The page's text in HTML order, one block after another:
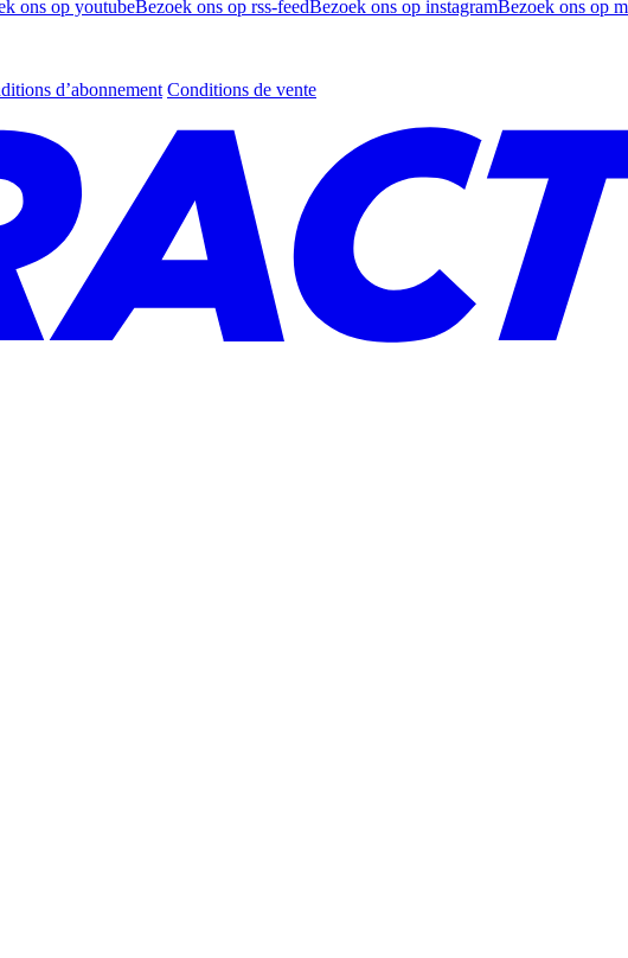
ons op youtubeBezoek ons op rss-feedBezoek ons op instagramBezoek ons op
d’abonnement Conditions de vente